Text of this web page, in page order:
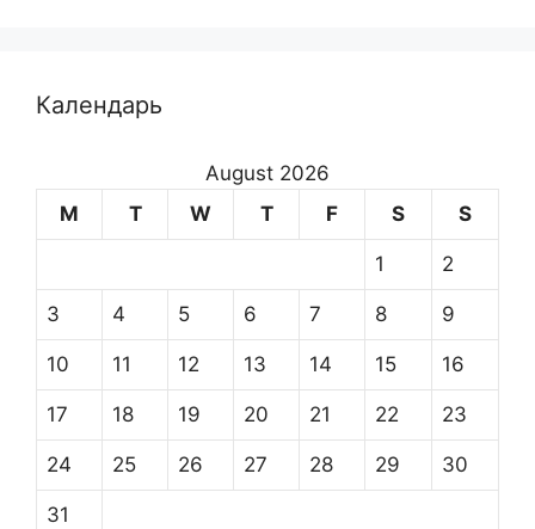
Календарь
August 2026
M
T W T F S S
1 2
3 4 5 6 7 8 9
10 11 12 13 14 15 16
17 18 19 20 21 22 23
24 25 26 27 28 29 30
31